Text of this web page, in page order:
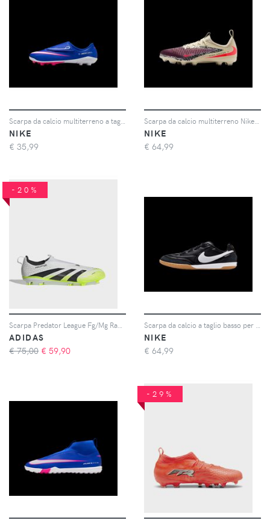
NIKE
€ 35,99
NIKE
€ 64,99
-20%
ADIDAS
€ 75,00 € 59,90
NIKE
€ 64,99
-29%